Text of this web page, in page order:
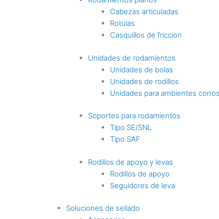
Cabezas articuladas
Rotulas
Casquillos de friccion
Unidades de rodamientos
Unidades de bolas
Unidades de rodillos
Unidades para ambientes
Soportes para rodamientos
Tipo SE/SNL
Tipo SAF
Rodillos de apoyo y levas
Rodillos de apoyo
Seguidores de leva
Soluciones de sellado